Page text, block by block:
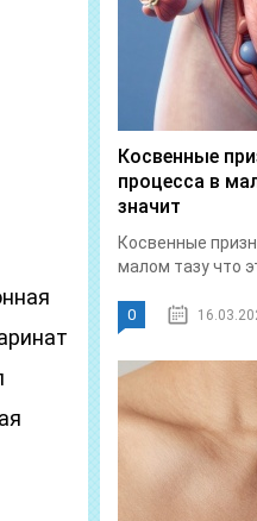
Косвенные
процесса в
значит
Косвенные
малом тазу что
0